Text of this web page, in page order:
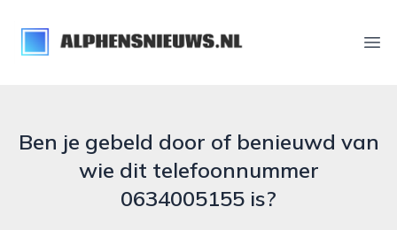
alphensnieuws.nl
Ben je gebeld door of benieuwd van
wie dit telefoonnummer
0634005155 is?